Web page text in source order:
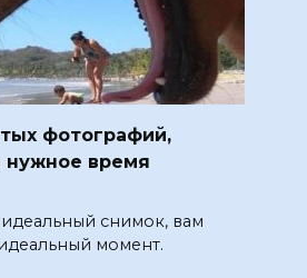
фотографий,
нужное время
снимок, вам
момент.